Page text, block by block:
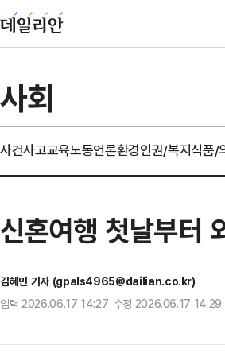
사회
사건사고교육노동언론환경인권/복지식품/
신혼여행 첫날부터
김혜민 기자 (gpals4965@dailian.co.kr)
입력 2026.06.17 14:27 수정 2026.06.17 14:29